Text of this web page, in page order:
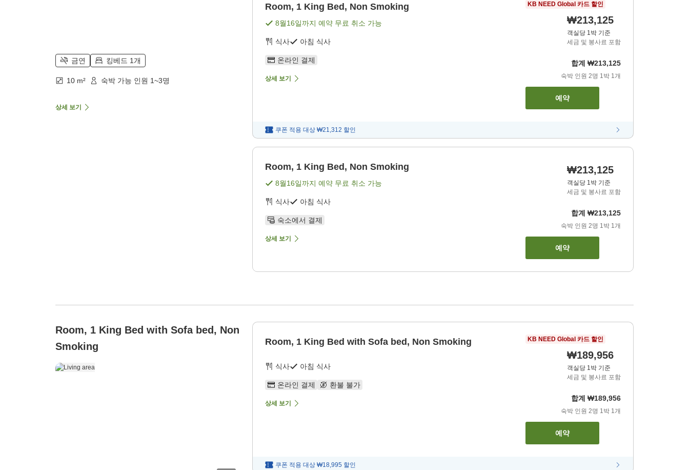
금연 킹베드 1개
10 m² 숙박 가능 인원 1~3명
상세 보기
Room, 1 King Bed, Non Smoking
8월16일까지 예약 무료 취소 가능
식사 아침 식사
온라인 결제
상세 보기
KB NEED Global 카드 할인
₩213,125
객실당 1박 기준
세금 및 봉사료 포함
합계 ₩213,125
숙박 인원 2명 1박 1개
예약
쿠폰 적용 대상 ₩21,312 할인
Room, 1 King Bed, Non Smoking
8월16일까지 예약 무료 취소 가능
식사 아침 식사
숙소에서 결제
상세 보기
₩213,125
객실당 1박 기준
세금 및 봉사료 포함
합계 ₩213,125
숙박 인원 2명 1박 1개
예약
Room, 1 King Bed with Sofa bed, Non
Smoking
Room, 1 King Bed with Sofa bed, Non Smoking
식사 아침 식사
온라인 결제 환불 불가
상세 보기
KB NEED Global 카드 할인
₩189,956
객실당 1박 기준
세금 및 봉사료 포함
합계 ₩189,956
숙박 인원 2명 1박 1개
예약
쿠폰 적용 대상 ₩18,995 할인